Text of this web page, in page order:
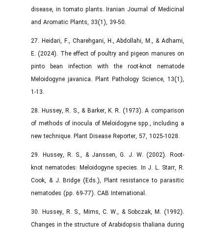
disease, in tomato plants. Iranian Journal of Medicinal
and Aromatic Plants, 33(1), 39-50.
27. Heidari, F., Charehgani, H., Abdollahi, M., & Adhami,
E. (2024). The effect of poultry and pigeon manures on
pinto bean infection with the root-knot nematode
Meloidogyne javanica. Plant Pathology Science, 13(1),
1-13.
28. Hussey, R. S., & Barker, K. R. (1973). A comparison
of methods of inocula of Meloidogyne spp., including a
new technique. Plant Disease Reporter, 57, 1025-1028.
29. Hussey, R. S., & Janssen, G. J. W. (2002). Root-
knot nematodes: Meloidogyne species. In J. L. Starr, R.
Cook, & J. Bridge (Eds.), Plant resistance to parasitic
nematodes (pp. 69-77). CAB International.
30. Hussey, R. S., Mims, C. W., & Sobczak, M. (1992).
Changes in the structure of Arabidopsis thaliana during